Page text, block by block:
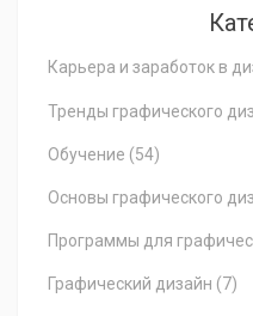
Карьера и заработок в
Тренды графического
Обучение (54)
Основы графического
Программы для
Графический дизайн (7)